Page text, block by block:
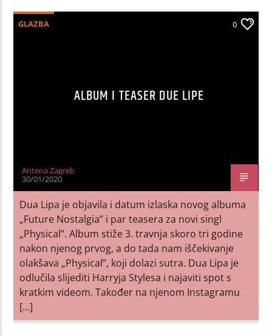
GLAZBA 0
ALBUM I TEASER DUE LIPE
Antena Zagreb
30/01/2020
Dua Lipa je objavila i datum izlaska novog albuma
„Future Nostalgia” i par teasera za novi singl
„Physical”. Album stiže 3. travnja skoro tri godine
nakon njenog prvog, a do tada nam iščekivanje
olakšava „Physical”, koji dolazi sutra. Dua Lipa je
odlučila slijediti Harryja Stylesa i najaviti spot s
kratkim videom. Također na njenom Instagramu
[…]